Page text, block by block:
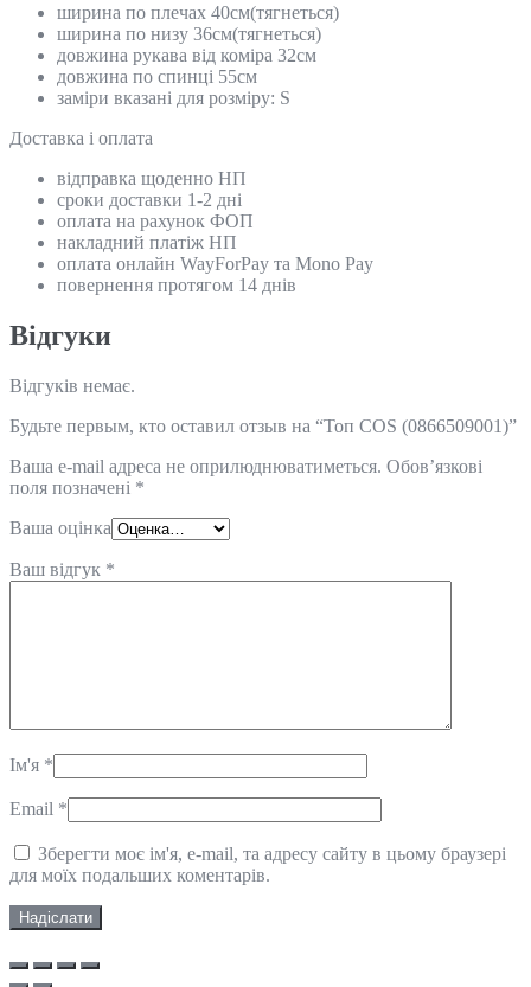
ширина по плечах 40см(тягнеться)
ширина по низу 36см(тягнеться)
довжина рукава від коміра 32см
довжина по спинці 55см
заміри вказані для розміру: S
Доставка і оплата
відправка щоденно НП
сроки доставки 1-2 дні
оплата на рахунок ФОП
накладний платіж НП
оплата онлайн WayForPay та Mono Pay
повернення протягом 14 днів
Відгуки
Відгуків немає.
Будьте первым, кто оставил отзыв на “Топ COS (0866509001)”
Ваша e-mail адреса не оприлюднюватиметься. Обов’язкові
поля позначені *
Ваша оцінка
Ваш відгук *
Ім'я *
Email *
Зберегти моє ім'я, e-mail, та адресу сайту в цьому браузері
для моїх подальших коментарів.